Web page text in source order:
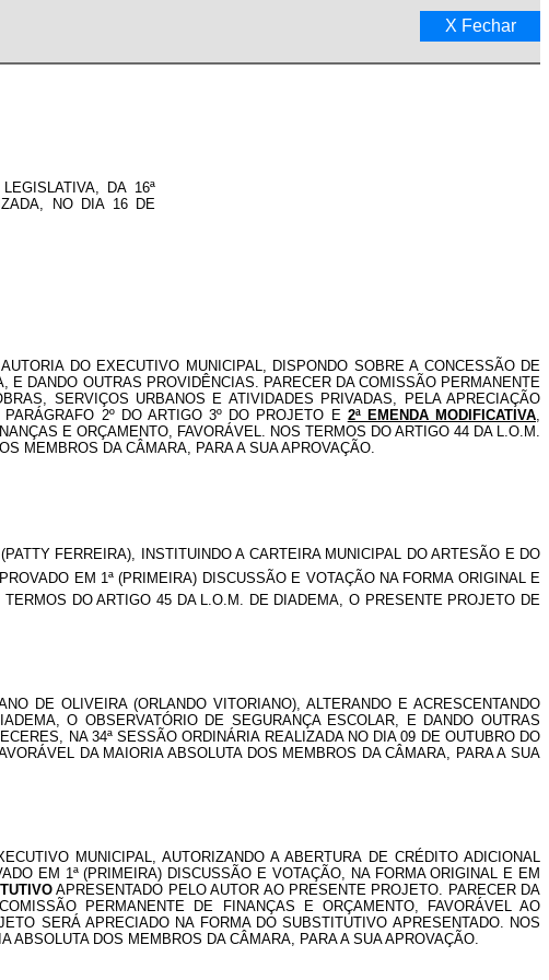
X Fechar
DA 16ª
NO DIA 16 DE
DO EXECUTIVO MUNICIPAL, DISPONDO SOBRE A CONCESSÃO DE
DANDO OUTRAS PROVIDÊNCIAS. PARECER DA COMISSÃO PERMANENTE
SERVIÇOS URBANOS E ATIVIDADES PRIVADAS, PELA APRECIAÇÃO
2º DO ARTIGO 3º DO PROJETO E 2ª EMENDA MODIFICATIVA,
E ORÇAMENTO, FAVORÁVEL. NOS TERMOS DO ARTIGO 44 DA L.O.M.
MEMBROS DA CÂMARA, PARA A SUA APROVAÇÃO.
FERREIRA), INSTITUINDO A CARTEIRA MUNICIPAL DO ARTESÃO E DO
EM 1ª (PRIMEIRA) DISCUSSÃO E VOTAÇÃO NA FORMA ORIGINAL E
DO ARTIGO 45 DA L.O.M. DE DIADEMA, O PRESENTE PROJETO DE
DE OLIVEIRA (ORLANDO VITORIANO), ALTERANDO E ACRESCENTANDO
O OBSERVATÓRIO DE SEGURANÇA ESCOLAR, E DANDO OUTRAS
NA 34ª SESSÃO ORDINÁRIA REALIZADA NO DIA 09 DE OUTUBRO DO
DA MAIORIA ABSOLUTA DOS MEMBROS DA CÂMARA, PARA A SUA
MUNICIPAL, AUTORIZANDO A ABERTURA DE CRÉDITO ADICIONAL
EM 1ª (PRIMEIRA) DISCUSSÃO E VOTAÇÃO, NA FORMA ORIGINAL E EM
APRESENTADO PELO AUTOR AO PRESENTE PROJETO. PARECER DA
PERMANENTE DE FINANÇAS E ORÇAMENTO, FAVORÁVEL AO
SERÁ APRECIADO NA FORMA DO SUBSTITUTIVO APRESENTADO. NOS
DOS MEMBROS DA CÂMARA, PARA A SUA APROVAÇÃO.